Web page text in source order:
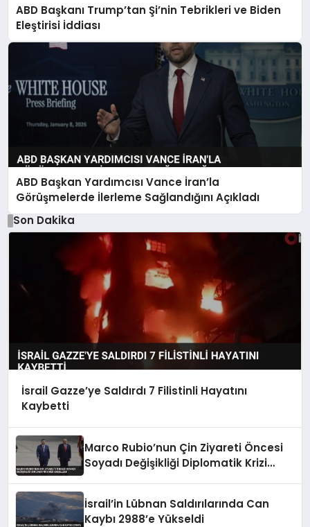
ABD Başkanı Trump’tan Şi’nin Tebrikleri ve Biden
Eleştirisi İddiası
ABD Başkan Yardımcısı Vance İran’la
Görüşmelerde İlerleme Sağlandığını Açıkladı
Son Dakika
İsrail Gazze’ye Saldırdı 7 Filistinli Hayatını
Kaybetti
Marco Rubio’nun Çin Ziyareti Öncesi
Soyadı Değişikliği Diplomatik Krizi
İsrail’in Lübnan Saldırılarında Can
Kaybı 2988’e Yükseldi